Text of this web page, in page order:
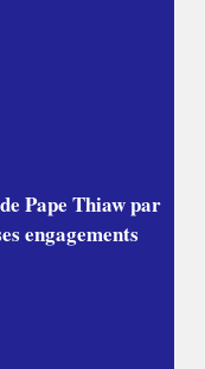
Pape Thiaw par
engagements